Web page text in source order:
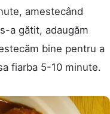
amestecând
a gătit, adaugăm
bine pentru a
fiarba 5-10 minute.